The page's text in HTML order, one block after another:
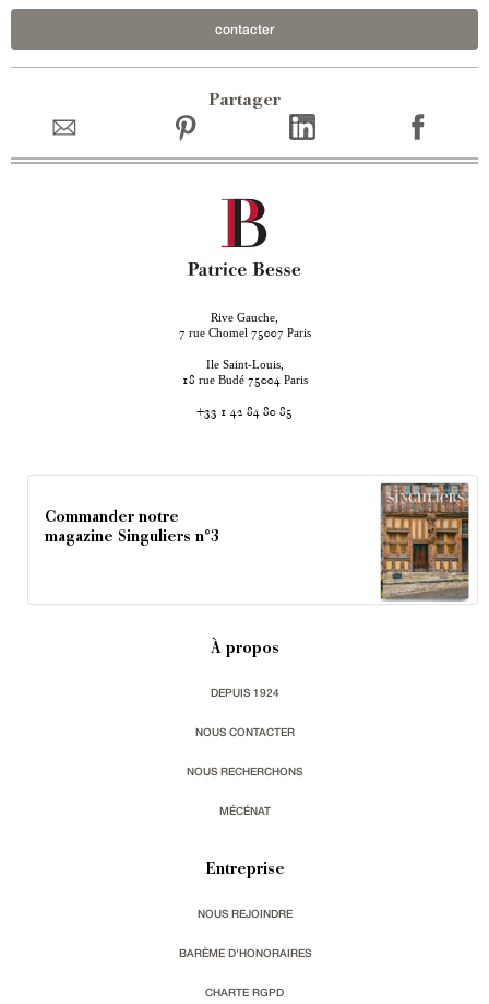
contacter
Partager
Rive Gauche,
7 rue Chomel 75007 Paris
Ile Saint-Louis,
18 rue Budé 75004 Paris
+33 1 42 84 80 85
Commander notre
magazine Singuliers n°3
À propos
DEPUIS 1924
NOUS CONTACTER
NOUS RECHERCHONS
MÉCÉNAT
Entreprise
NOUS REJOINDRE
BARÈME D'HONORAIRES
CHARTE RGPD